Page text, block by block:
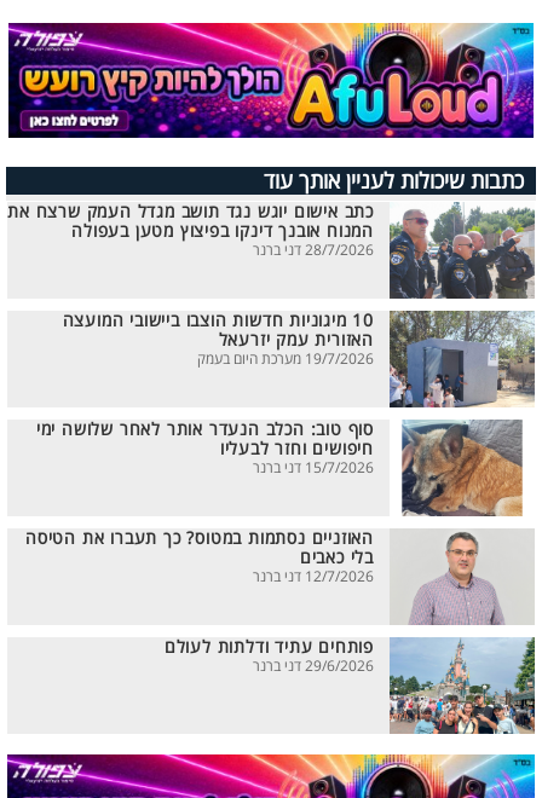
כתבות שיכולות לעניין אותך עוד
כתב אישום יוגש נגד תושב מגדל העמק שרצח את
המנוח אובנך דינקו בפיצוץ מטען בעפולה
28/7/2026 דני ברנר
10 מיגוניות חדשות הוצבו ביישובי המועצה
האזורית עמק יזרעאל
19/7/2026 מערכת היום בעמק
סוף טוב: הכלב הנעדר אותר לאחר שלושה ימי
חיפושים וחזר לבעליו
15/7/2026 דני ברנר
האוזניים נסתמות במטוס? כך תעברו את הטיסה
בלי כאבים
12/7/2026 דני ברנר
פותחים עתיד ודלתות לעולם
29/6/2026 דני ברנר